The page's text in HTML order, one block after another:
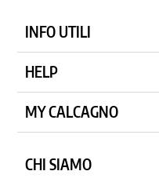
INFO UTILI
HELP
MY CALCAGNO
CHI SIAMO